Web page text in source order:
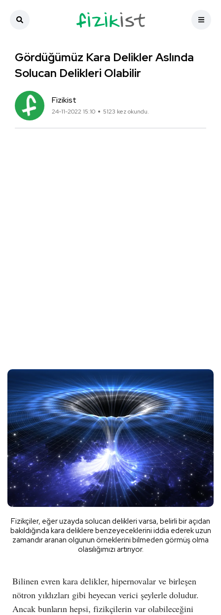
Gördüğümüz Kara Delikler Aslında
Solucan Delikleri Olabilir
Fizikist
24-11-2022 15:10 5123 kez okundu.
Fizikçiler, eğer uzayda solucan delikleri varsa, belirli bir açıdan
bakıldığında kara deliklere benzeyeceklerini iddia ederek uzun
zamandır aranan olgunun örneklerini bilmeden görmüş olma
olasılığımızı artırıyor.
Bilinen evren kara delikler, hipernovalar ve birleşen
nötron yıldızları gibi heyecan verici şeylerle doludur.
Ancak bunların hepsi, fizikçilerin var olabileceğini